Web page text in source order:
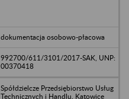
dokumentacja osobowo-płacowa
992700/611/3101/2017-SAK, UNP:
00370418
Spółdzielcze Przedsiębiorstwo Usług
Technicznych i Handlu, Katowice